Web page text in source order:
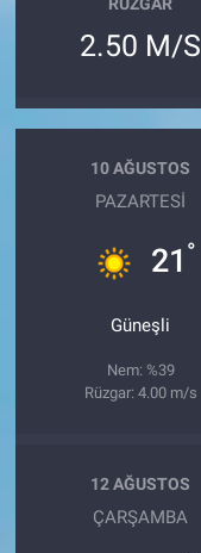
RÜZGAR
2.50 M/S
10 AĞUSTOS
PAZARTESI
21 °
Güneşli
Nem: %39
Rüzgar: 4.00 m/s
12 AĞUSTOS
ÇARŞAMBA